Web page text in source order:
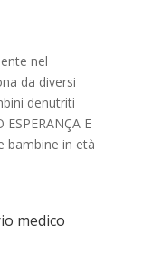
nel
da diversi
denutriti
ESPERANÇA E
bambine in età
medico